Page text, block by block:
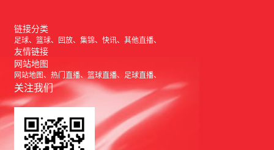
链接分类
足球 篮球 回放 集锦 快讯 其他直播
友情链接
网站地图
网站地图 热门直播 篮球直播 足球直播
关注我们